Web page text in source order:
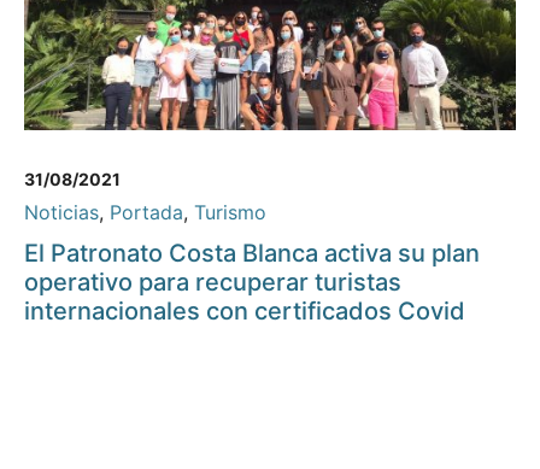
31/08/2021
Noticias, Portada, Turismo
El Patronato Costa Blanca activa su plan
operativo para recuperar turistas
internacionales con certificados Covid